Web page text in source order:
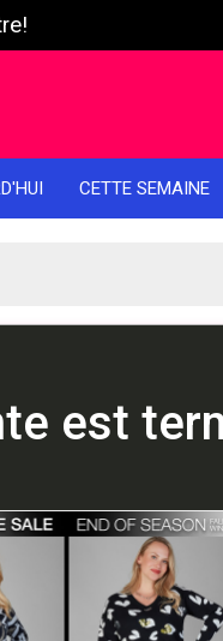
CETTE SEMAINE
est